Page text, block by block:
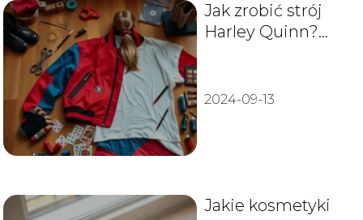
Jak zrobić strój
Harley Quinn?
2024-09-13
Jakie kosmetyki